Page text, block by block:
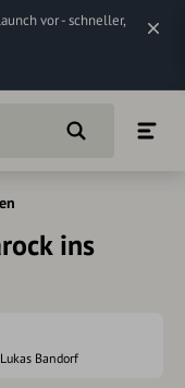
vor - schneller,
ins
Bandorf